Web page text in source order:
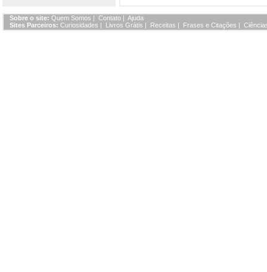
Sobre o site: Quem Somos | Contato | Ajuda
Sites Parceiros: Curiosidades | Livros Grátis | Receitas | Frases e Citações |